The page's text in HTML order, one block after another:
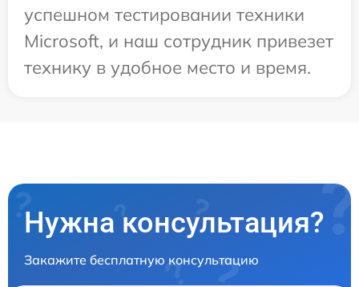
успешном тестировании техники
Microsoft, и наш сотрудник привезет
технику в удобное место и время.
Нужна консультация?
Закажите бесплатную консультацию